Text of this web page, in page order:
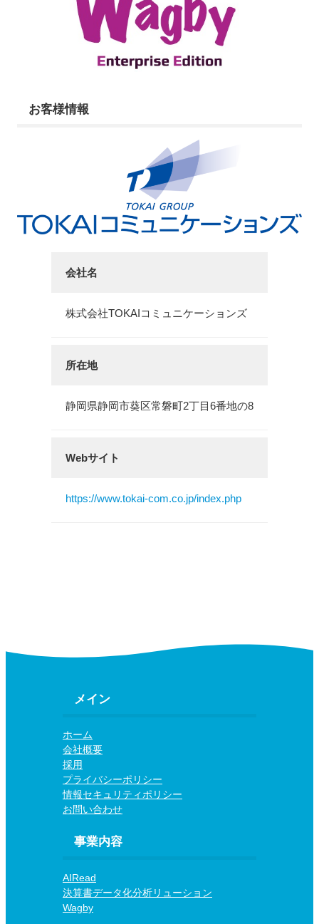
お客様情報
会社名
株式会社TOKAIコミュニケーションズ
所在地
静岡県静岡市葵区常磐町2丁目6番地の8
Webサイト
https://www.tokai-com.co.jp/index.php
メイン
ホーム
会社概要
採用
プライバシーポリシー
情報セキュリティポリシー
お問い合わせ
事業内容
AIRead
決算書データ化分析リューション
Wagby